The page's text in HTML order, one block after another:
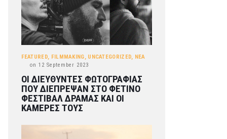
FEATURED, FILMMAKING, UNCATEGORIZED, ΝΕΑ
on 12 September 2023
ΟΙ ΔΙΕΥΘΥΝΤΕΣ ΦΩΤΟΓΡΑΦΙΑΣ
ΠΟΥ ΔΙΕΠΡΕΨΑΝ ΣΤΟ ΦΕΤΙΝΟ
ΦΕΣΤΙΒΑΛ ΔΡΑΜΑΣ ΚΑΙ ΟΙ
ΚΑΜΕΡΕΣ ΤΟΥΣ